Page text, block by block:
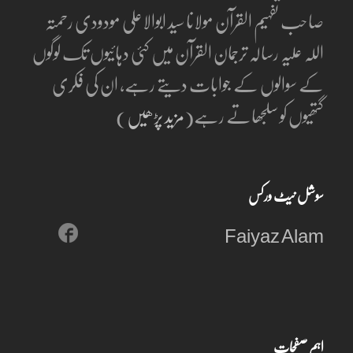
صاحب تفہیم القرآن مولانا سید ابوالاعلی مودودی رحمتہ
اللہ علیہ رسالہ ترجمان القرآن میں کئی دہائیوں تک لوگوں
کے سوالوں کے جوابات دیتے رہے، ان کی فکری
گتھیوں کو سلجھاتے رہے(مزید پڑھیں)
سوشل نیٹ ورکس
Faiyaz Alam